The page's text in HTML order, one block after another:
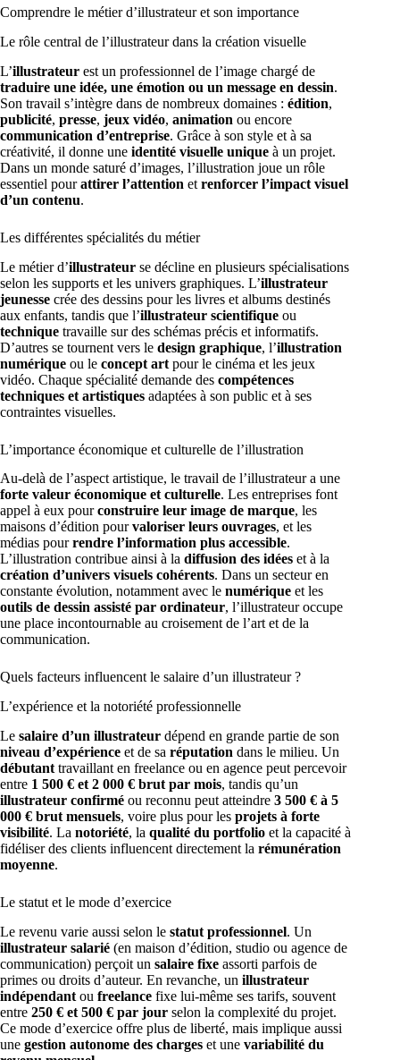
Comprendre le métier d’illustrateur et son importance
Le rôle central de l’illustrateur dans la création visuelle
L’illustrateur est un professionnel de l’image chargé de
traduire une idée, une émotion ou un message en dessin.
Son travail s’intègre dans de nombreux domaines : édition,
publicité, presse, jeux vidéo, animation ou encore
communication d’entreprise. Grâce à son style et à sa
créativité, il donne une identité visuelle unique à un projet.
Dans un monde saturé d’images, l’illustration joue un rôle
essentiel pourattirer l’attention et renforcer l’impact visuel
d’un contenu.
Les différentes spécialités du métier
Le métier d’illustrateur se décline en plusieurs spécialisations
selon les supports et les univers graphiques. L’illustrateur
jeunesse crée des dessins pour les livres et albums destinés
aux enfants, tandis que l’illustrateur scientifique ou
technique travaille sur des schémas précis et informatifs.
D’autres se tournent vers le design graphique, l’illustration
numérique ou le concept art pour le cinéma et les jeux
vidéo. Chaque spécialité demande des compétences
techniques et artistiques adaptées à son public et à ses
contraintes visuelles.
L’importance économique et culturelle de l’illustration
Au-delà de l’aspect artistique, le travail de l’illustrateur a une
forte valeur économique et culturelle. Les entreprises font
appel à eux pourconstruire leur image de marque, les
maisons d’édition pourvaloriser leurs ouvrages, et les
médias pourrendre l’information plus accessible.
L’illustration contribue ainsi à la diffusion des idées et à la
création d’univers visuels cohérents. Dans un secteur en
constante évolution, notamment avec le numérique et les
outils de dessin assisté par ordinateur, l’illustrateur occupe
une place incontournable au croisement de l’art et de la
communication.
Quels facteurs influencent le salaire d’un illustrateur ?
L’expérience et la notoriété professionnelle
Le salaire d’un illustrateur dépend en grande partie de son
niveau d’expérience et de sa réputation dans le milieu. Un
débutant travaillant en freelance ou en agence peut percevoir
entre 1 500 € et 2 000 € brut par mois, tandis qu’un
illustrateur confirmé ou reconnu peut atteindre 3 500 € à 5
000 € brut mensuels, voire plus pour les projets à forte
visibilité. La notoriété, la qualité du portfolio et la capacité à
fidéliser des clients influencent directement la rémunération
moyenne.
Le statut et le mode d’exercice
Le revenu varie aussi selon le statut professionnel. Un
illustrateur salarié (en maison d’édition, studio ou agence de
communication) perçoit un salaire fixe assorti parfois de
primes ou droits d’auteur. En revanche, un illustrateur
indépendant ou freelance fixe lui-même ses tarifs, souvent
entre 250 € et 500 € par jour selon la complexité du projet.
Ce mode d’exercice offre plus de liberté, mais implique aussi
une gestion autonome des charges et une variabilité du